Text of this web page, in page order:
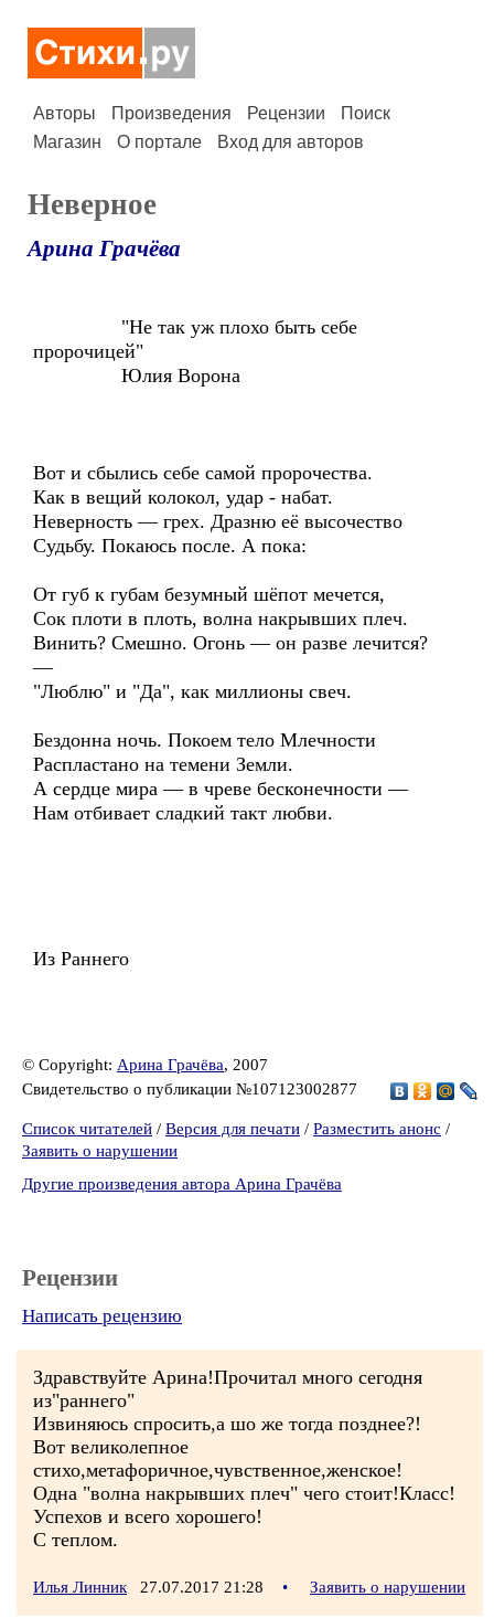
Авторы Произведения Рецензии
Поиск
Магазин
О портале Вход для авторов
Неверное
Арина Грачёва
"Не так уж плохо быть себе
пророчицей"
Юлия Ворона
Вот и сбылись себе самой пророчества.
Как в вещий колокол, удар - набат.
Неверность — грех. Дразню её высочество
Судьбу. Покаюсь после. А пока:
От губ к губам безумный шёпот мечется,
Сок плоти в плоть, волна накрывших плеч.
Винить? Смешно. Огонь — он разве лечится?
—
"Люблю" и "Да", как миллионы свеч.
Бездонна ночь. Покоем тело Млечности
Распластано на темени Земли.
А сердце мира — в чреве бесконечности —
Нам отбивает сладкий такт любви.
Из Раннего
© Copyright: Арина Грачёва, 2007
Свидетельство о публикации №107123002877
Список читателей / Версия для печати / Разместить анонс /
Заявить о нарушении
Другие произведения автора Арина Грачёва
Рецензии
Написать рецензию
Здравствуйте Арина!Прочитал много сегодня
из"раннего"
Извиняюсь спросить,а шо же тогда позднее?!
Вот великолепное
стихо,метафоричное,чувственное,женское!
Одна "волна накрывших плеч" чего стоит!Класс!
Успехов и всего хорошего!
С теплом.
Илья Линник 27.07.2017 21:28 • Заявить о нарушении